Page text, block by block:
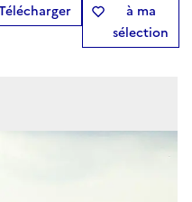
à ma
sélection